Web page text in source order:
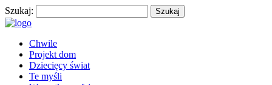
Szukaj:
Chwile
Projekt dom
Dziecięcy świat
Te myśli